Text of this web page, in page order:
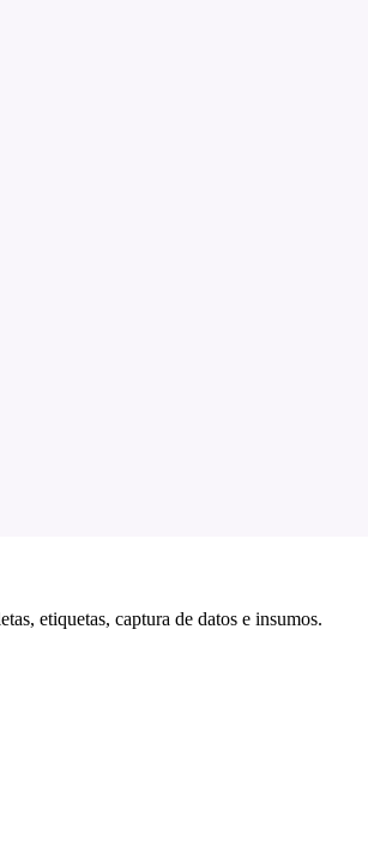
etiquetas, captura de datos e insumos.